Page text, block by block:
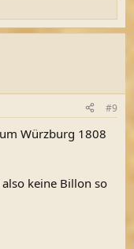
#9
Würzburg 1808
keine Billon so